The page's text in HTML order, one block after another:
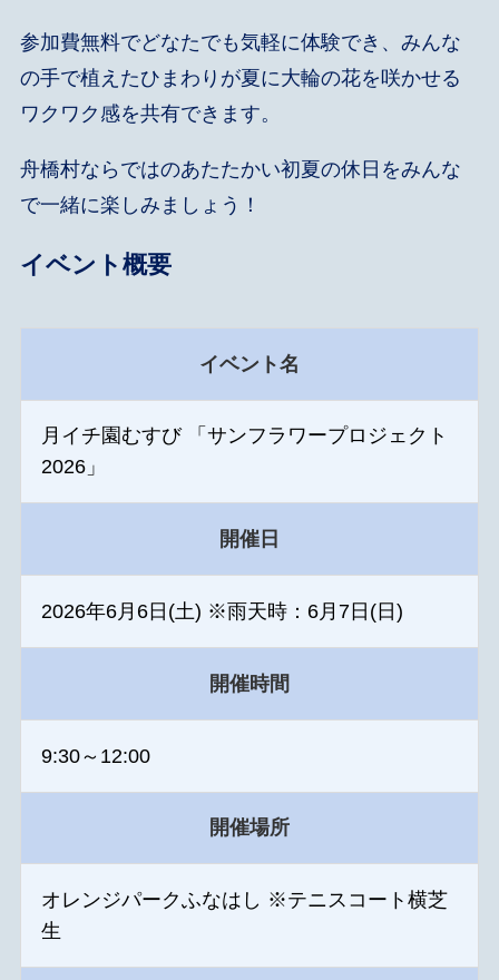
参加費無料でどなたでも気軽に体験でき、みんな
の手で植えたひまわりが夏に大輪の花を咲かせる
ワクワク感を共有できます。
舟橋村ならではのあたたかい初夏の休日をみんな
で一緒に楽しみましょう！
イベント概要
イベント名
月イチ園むすび 「サンフラワープロジェクト
2026」
開催日
2026年6月6日(土) ※雨天時：6月7日(日)
開催時間
9:30～12:00
開催場所
オレンジパークふなはし ※テニスコート横芝
生